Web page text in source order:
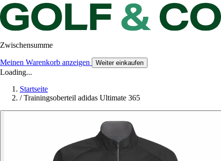
Zwischensumme
Meinen Warenkorb anzeigen Weiter einkaufen
Loading...
Startseite
/ Trainingsoberteil adidas Ultimate 365